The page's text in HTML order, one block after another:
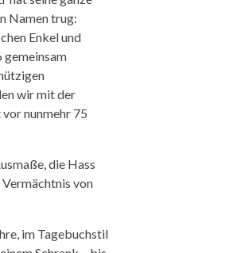
Namen trug:
Enkel und
gemeinsam
wir mit der
nunmehr 75
die Hass
von
im Tagebuchstil